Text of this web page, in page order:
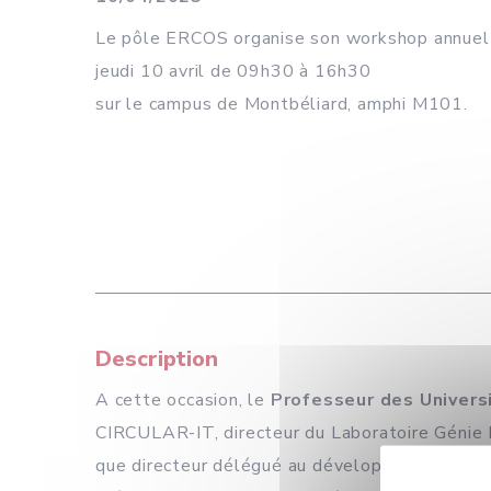
Le pôle ERCOS organise son workshop
jeudi 10 avril de 09h30 à 16h30
sur le campus de Montbéliard, amphi M101.
Description
A cette occasion, le Professeur des
CIRCULAR-IT, directeur du Laboratoire
que directeur délégué au développement